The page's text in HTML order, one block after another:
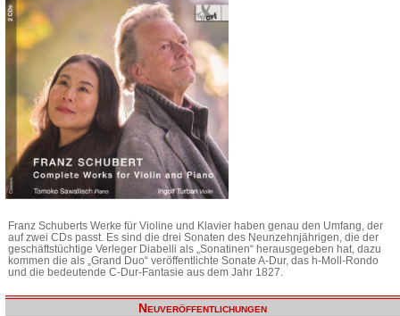
Franz Schuberts Werke für Violine und Klavier haben genau den Umfang, der
auf zwei CDs passt. Es sind die drei Sonaten des Neunzehnjährigen, die der
geschäftstüchtige Verleger Diabelli als „Sonatinen“ herausgegeben hat, dazu
kommen die als „Grand Duo“ veröffentlichte Sonate A-Dur, das h-Moll-Rondo
und die bedeutende C-Dur-Fantasie aus dem Jahr 1827.
Neuveröffentlichungen